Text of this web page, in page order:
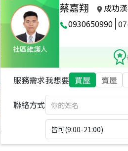
社區維護人
蔡嘉翔
成功
0930650990
服務需求我想要 買屋 賣屋
聯絡方式
皆可(9:00-21:00)